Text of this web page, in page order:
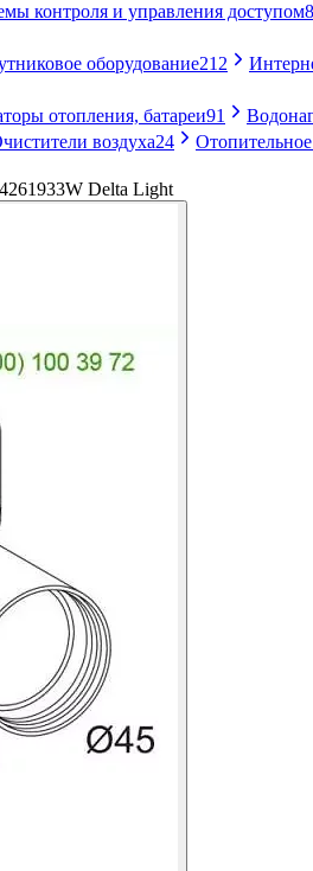
контроля и управления доступом
оборудование212
отопления, батареи91
воздуха24
Delta Light